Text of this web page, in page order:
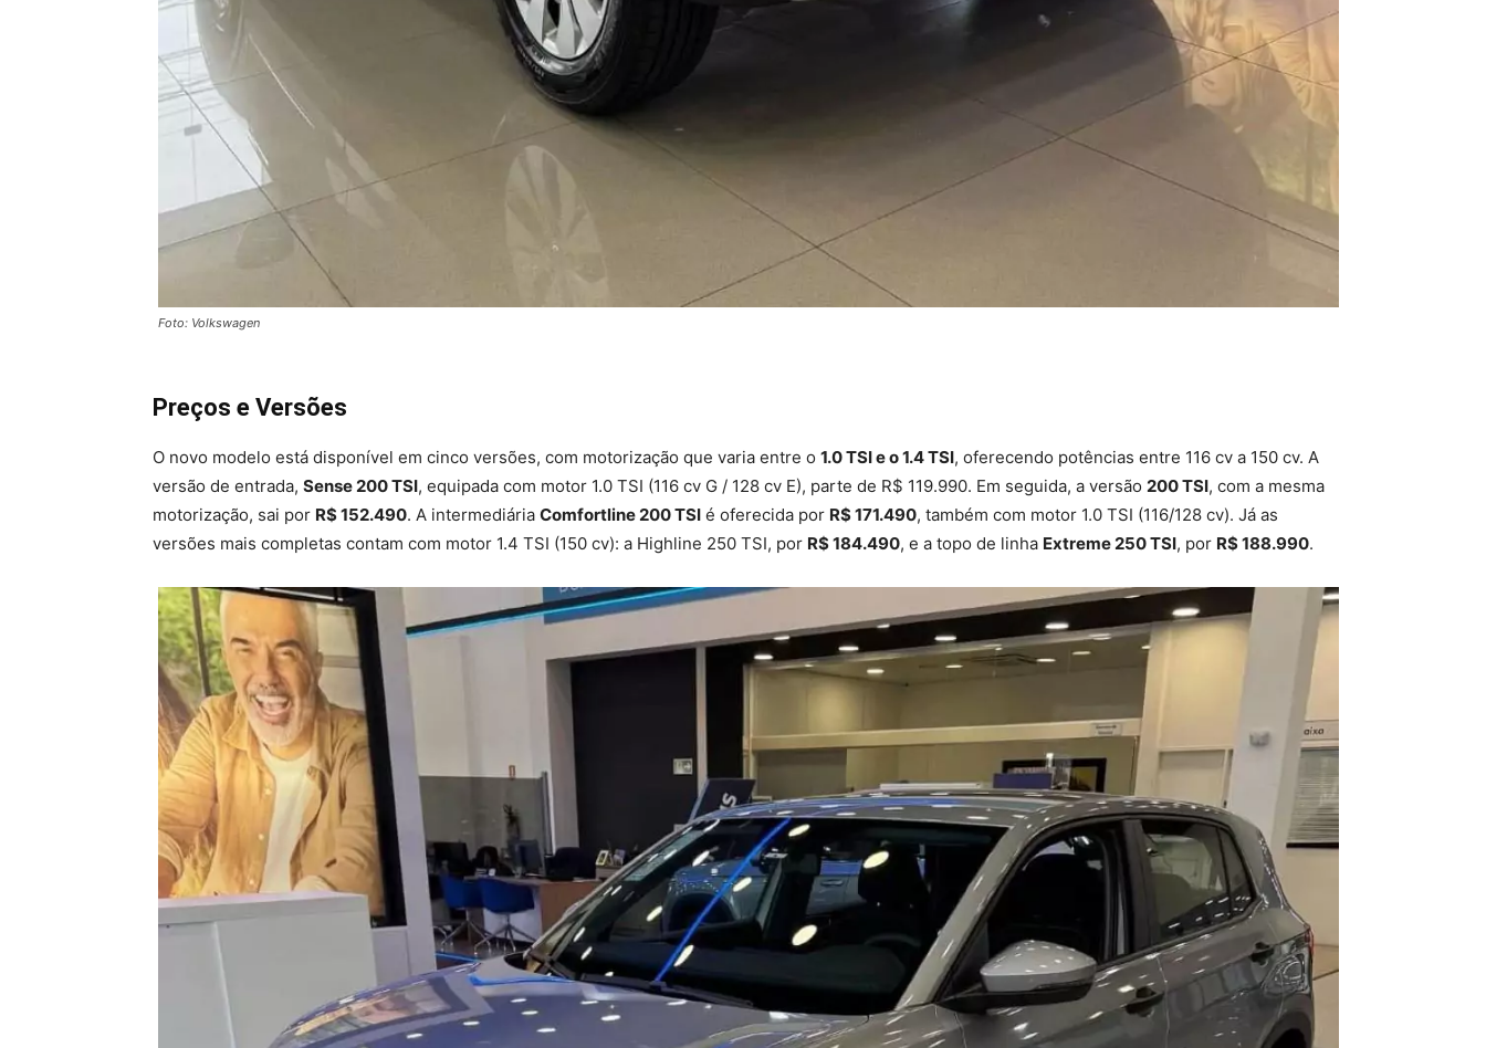
Foto: Volkswagen
Preços e Versões
O novo modelo está disponível em cinco versões, com motorização que varia entre o 1.0 TSI e o 1.4 TSI, oferecendo potências entre 116 cv a 150 cv. A
versão de entrada, Sense 200 TSI, equipada com motor 1.0 TSI (116 cv G / 128 cv E), parte de R$ 119.990. Em seguida, a versão 200 TSI, com a mesma
motorização, sai por R$ 152.490. A intermediária Comfortline 200 TSI é oferecida por R$ 171.490, também com motor 1.0 TSI (116/128 cv). Já as
versões mais completas contam com motor 1.4 TSI (150 cv): a Highline 250 TSI, por R$ 184.490, e a topo de linha Extreme 250 TSI, por R$ 188.990.